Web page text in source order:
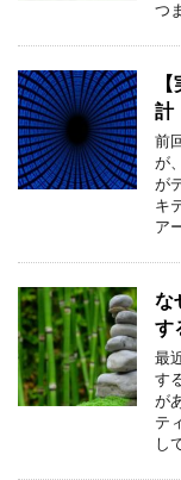
つ
計
前
が
が
キ
ア
な
す
最
す
が
テ
し